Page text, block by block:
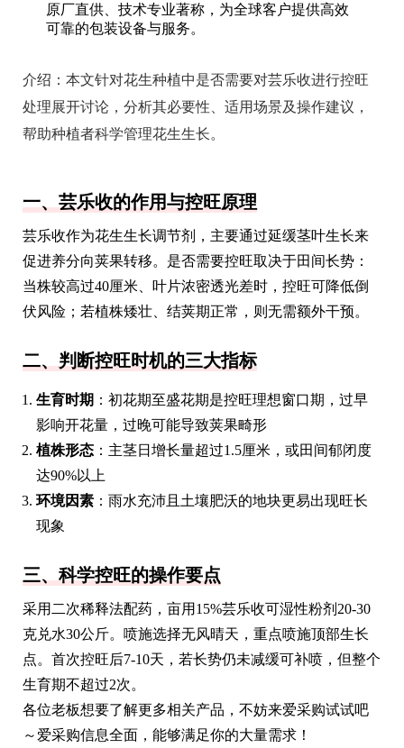
原厂直供、技术专业著称，为全球客户提供高效
可靠的包装设备与服务。
介绍： 本文针对花生种植中是否需要对芸乐收进行控旺
处理展开讨论，分析其必要性、适用场景及操作建议，
帮助种植者科学管理花生生长。
一、芸乐收的作用与控旺原理
芸乐收作为花生生长调节剂，主要通过延缓茎叶生长来
促进养分向荚果转移。是否需要控旺取决于田间长势：
当株较高过40厘米、叶片浓密透光差时，控旺可降低倒
伏风险；若植株矮壮、结荚期正常，则无需额外干预。
二、判断控旺时机的三大指标
生育时期 ：初花期至盛花期是控旺理想窗口期，过早
影响开花量，过晚可能导致荚果畸形
植株形态 ：主茎日增长量超过1.5厘米，或田间郁闭度
达90%以上
环境因素 ：雨水充沛且土壤肥沃的地块更易出现旺长
现象
三、科学控旺的操作要点
采用二次稀释法配药，亩用15%芸乐收可湿性粉剂20-30
克兑水30公斤。喷施选择无风晴天，重点喷施顶部生长
点。首次控旺后7-10天，若长势仍未减缓可补喷，但整个
生育期不超过2次。
各位老板想要了解更多相关产品，不妨来爱采购试试吧
～爱采购信息全面，能够满足你的大量需求！